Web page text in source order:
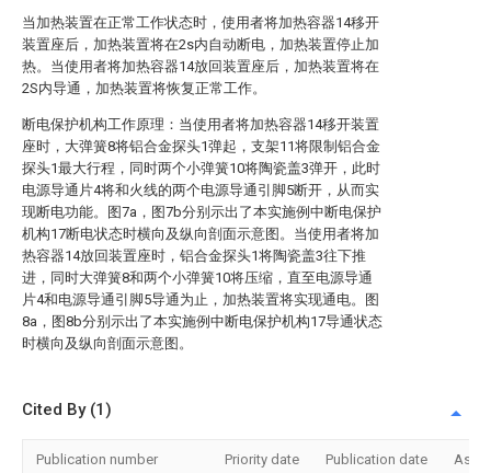
当加热装置在正常工作状态时，使用者将加热容器14移开
装置座后，加热装置将在2s内自动断电，加热装置停止加
热。当使用者将加热容器14放回装置座后，加热装置将在
2S内导通，加热装置将恢复正常工作。
断电保护机构工作原理：当使用者将加热容器14移开装置
座时，大弹簧8将铝合金探头1弹起，支架11将限制铝合金
探头1最大行程，同时两个小弹簧10将陶瓷盖3弹开，此时
电源导通片4将和火线的两个电源导通引脚5断开，从而实
现断电功能。图7a，图7b分别示出了本实施例中断电保护
机构17断电状态时横向及纵向剖面示意图。当使用者将加
热容器14放回装置座时，铝合金探头1将陶瓷盖3往下推
进，同时大弹簧8和两个小弹簧10将压缩，直至电源导通
片4和电源导通引脚5导通为止，加热装置将实现通电。图
8a，图8b分别示出了本实施例中断电保护机构17导通状态
时横向及纵向剖面示意图。
Cited By (1)
Publication number Priority date Publication date